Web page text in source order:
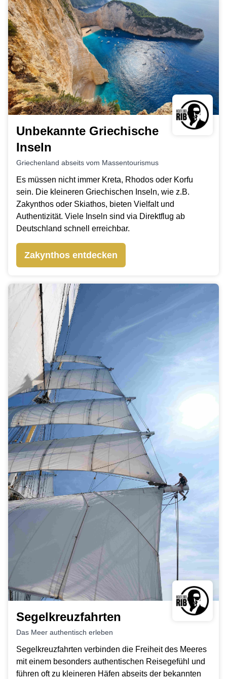
Unbekannte Griechische
Inseln
Griechenland abseits vom Massentourismus
Es müssen nicht immer Kreta, Rhodos oder Korfu
sein. Die kleineren Griechischen Inseln, wie z.B.
Zakynthos oder Skiathos, bieten Vielfalt und
Authentizität. Viele Inseln sind via Direktflug ab
Deutschland schnell erreichbar.
Zakynthos entdecken
Segelkreuzfahrten
Das Meer authentisch erleben
Segelkreuzfahrten verbinden die Freiheit des Meeres
mit einem besonders authentischen Reisegefühl und
führen oft zu kleineren Häfen abseits der bekannten